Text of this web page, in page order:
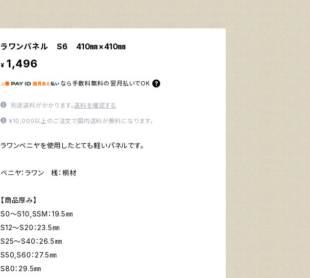
ラワンパネル S6 410㎜×410㎜
¥ 1,496
なら 手数料無料の 翌月払いでOK
別途送料がかかります。送料を確認する
¥10,000以上のご注文で国内送料が無料になります。
ラワンベニヤを使用したとても軽いパネルです。
ベニヤ：ラワン 桟：桐材
【商品厚み】
S0～S10,SSM：19.5㎜
S12～S20：23.5㎜
S25～S40：26.5㎜
S50,S60：27.5㎜
S80：29.5㎜